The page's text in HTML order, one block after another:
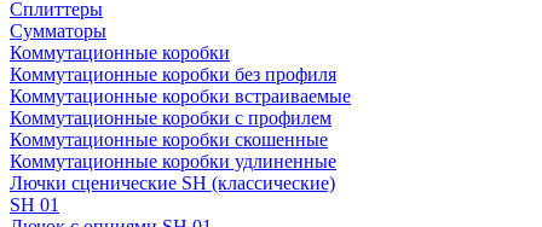
Сплиттеры
Сумматоры
Коммутационные коробки
Коммутационные коробки без профиля
Коммутационные коробки встраиваемые
Коммутационные коробки с профилем
Коммутационные коробки скошенные
Коммутационные коробки удлиненные
Лючки сценические SH (классические)
SH 01